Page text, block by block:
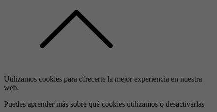
Utilizamos cookies para ofrecerte la mejor experiencia en nuestra
web.
Puedes aprender más sobre qué cookies utilizamos o desactivarlas